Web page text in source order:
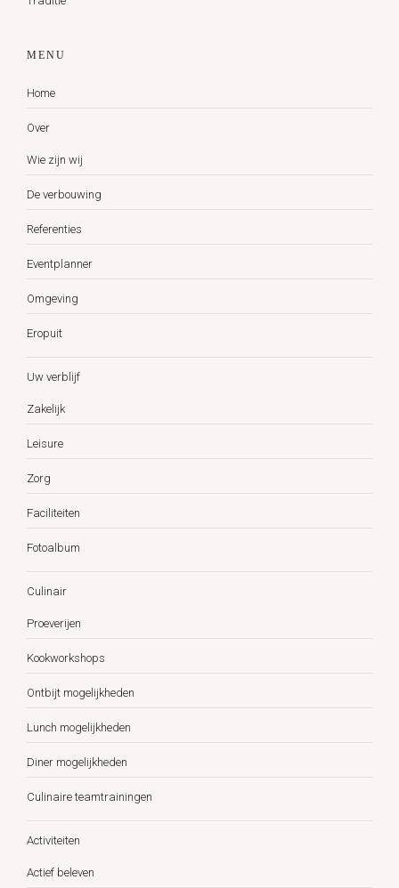
MENU
Home
Over
Wie zijn wij
De verbouwing
Referenties
Eventplanner
Omgeving
Eropuit
Uw verblijf
Zakelijk
Leisure
Zorg
Faciliteiten
Fotoalbum
Culinair
Proeverijen
Kookworkshops
Ontbijt mogelijkheden
Lunch mogelijkheden
Diner mogelijkheden
Culinaire teamtrainingen
Activiteiten
Actief beleven